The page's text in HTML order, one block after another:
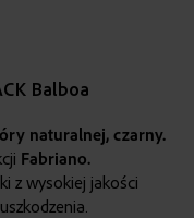
Balboa
naturalnej, czarny.
Fabriano.
z wysokiej jakości